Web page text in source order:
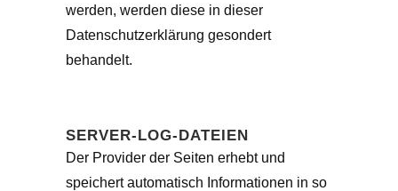
werden, werden diese in dieser
Datenschutzerklärung gesondert
behandelt.
SERVER-LOG-DATEIEN
Der Provider der Seiten erhebt und
speichert automatisch Informationen in so